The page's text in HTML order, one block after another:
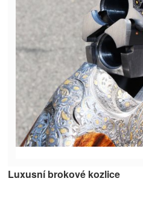
Luxusní brokové kozlice